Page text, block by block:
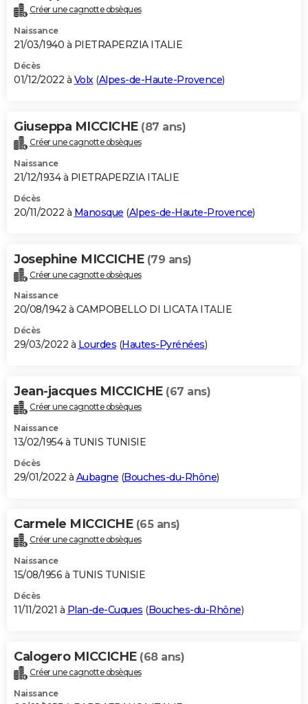
Créer une cagnotte obsèques
Naissance
21/03/1940 à PIETRAPERZIA ITALIE
Décès
01/12/2022 à Volx(Alpes-de-Haute-Provence)
Giuseppa MICCICHE (87 ans)
Créer une cagnotte obsèques
Naissance
21/12/1934 à PIETRAPERZIA ITALIE
Décès
20/11/2022 à Manosque (Alpes-de-Haute-Provence)
Josephine MICCICHE (79 ans)
Créer une cagnotte obsèques
Naissance
20/08/1942 à CAMPOBELLO DI LICATA ITALIE
Décès
29/03/2022 à Lourdes (Hautes-Pyrénées)
Jean-jacques MICCICHE (67 ans)
Créer une cagnotte obsèques
Naissance
13/02/1954 à TUNIS TUNISIE
Décès
29/01/2022 à Aubagne (Bouches-du-Rhône)
Carmele MICCICHE (65 ans)
Créer une cagnotte obsèques
Naissance
15/08/1956 à TUNIS TUNISIE
Décès
11/11/2021 à Plan-de-Cuques (Bouches-du-Rhône)
Calogero MICCICHE (68 ans)
Créer une cagnotte obsèques
Naissance